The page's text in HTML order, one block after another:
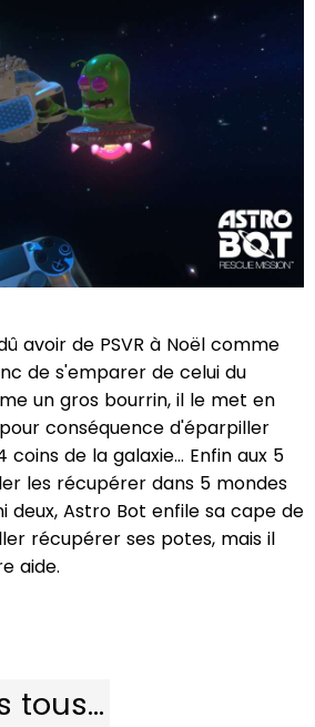
avoir de PSVR à Noël comme
de s'emparer de celui du
un gros bourrin, il le met en
conséquence d'éparpiller
de la galaxie... Enfin aux 5
les récupérer dans 5 mondes
deux, Astro Bot enfile sa cape de
récupérer ses potes, mais il
aide.
tous...